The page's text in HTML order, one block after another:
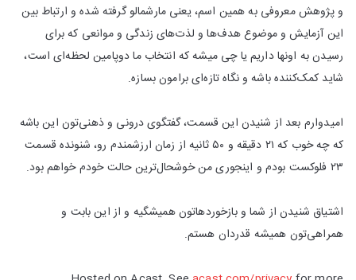
و پژوهش معروفی به همین اسم، یعنی مارشمالو گرفته شده و ارتباط بین
این آزمایش و موضوع هدف‌ها و لذت‌های زندگی و موانعی که برای
رسیدن به اونها داریم یا چی میشه که انتخاب ما دوپامین لحظه‌ای است،
شاید کمک‌کننده باشه و نگاه تاز‌ه‌ای برامون بسازه.
امیدوارم بعد از شنیدن این قسمت، گفتگوی درونی‌ و ذهنی‌تون این باشه
که چه خوب که ۲۱ دقیقه و ۵۰ ثانیه از زمان ارزشمندم رو، شنونده قسمت
۲۳ فلوکست بودم و اینجوری من خوشحال‌ترین حالت خودم خواهم بود.
اشتیاق شنیدن از شما و بازخوردهاتون همیشگیه و از این بابت و
همراهی‌تون همیشه قدردان هستم.